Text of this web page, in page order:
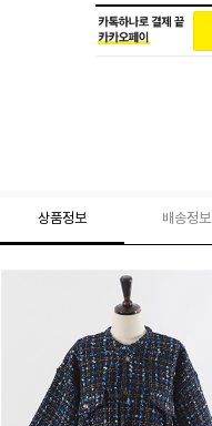
상품정보 배송정보